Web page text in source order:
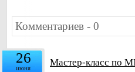
Комментариев - 0
26
июня Мастер-класс по